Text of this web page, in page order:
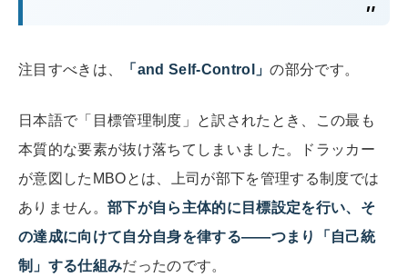
注目すべきは、 「and Self-Control」の部分です。
日本語で「目標管理制度」と訳されたとき、この最も
本質的な要素が抜け落ちてしまいました。ドラッカー
が意図したMBOとは、上司が部下を管理する制度では
ありません。 部下が自ら主体的に目標設定を行い、そ
の達成に向けて自分自身を律する——つまり「自己統
制」する仕組みだったのです。